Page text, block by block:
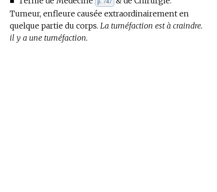
p. 747
Tumeur, enfleure causée extraordinairement en
quelque partie du corps. La tuméfaction est à craindre.
il y a une tuméfaction.